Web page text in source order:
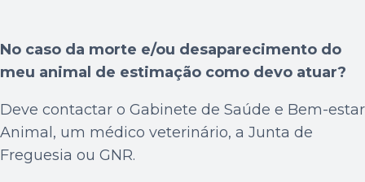
No caso da morte e/ou desaparecimento do
meu animal de estimação como devo atuar?
Deve contactar o Gabinete de Saúde e Bem-estar
Animal, um médico veterinário, a Junta de
Freguesia ou GNR.